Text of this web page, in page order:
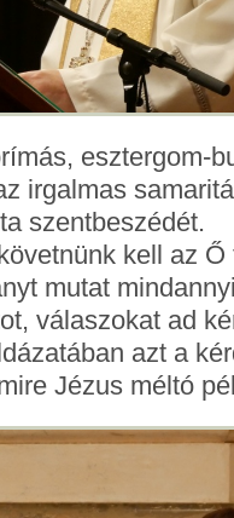
esztergom-
irgalmas
szentbeszédét.
kell az
mutat
válaszokat ad
azt a
Jézus méltó